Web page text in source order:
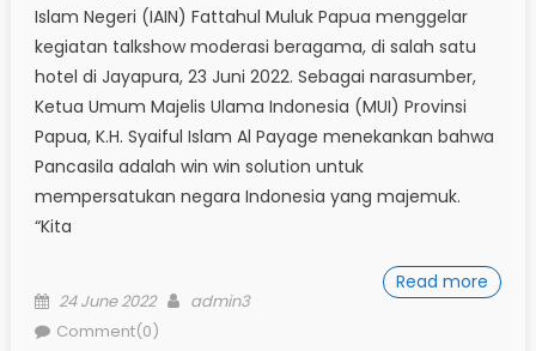
Islam Negeri (IAIN) Fattahul Muluk Papua menggelar
kegiatan talkshow moderasi beragama, di salah satu
hotel di Jayapura, 23 Juni 2022. Sebagai narasumber,
Ketua Umum Majelis Ulama Indonesia (MUI) Provinsi
Papua, K.H. Syaiful Islam Al Payage menekankan bahwa
Pancasila adalah win win solution untuk
mempersatukan negara Indonesia yang majemuk.
“Kita
Read more
Posted
on
24 June 2022 Author
admin3
Comment(0)